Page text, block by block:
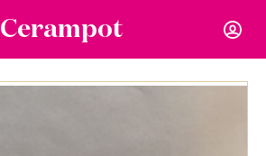
Cerampot